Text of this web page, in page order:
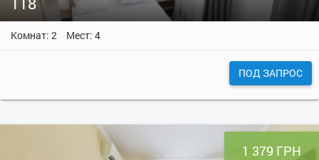
Комнат: 2 Мест: 4
ПОД ЗАПРОС
1 379 ГРН